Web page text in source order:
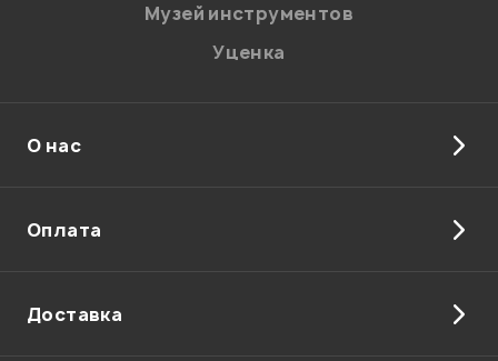
Отправить
Музей инструментов
Уценка
О нас
Оплата
Доставка